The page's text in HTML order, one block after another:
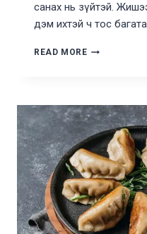
санах нь зүйтэй.
дэм ихтэй ч тос
READ MOREХАЛУУН
ХУУРГА